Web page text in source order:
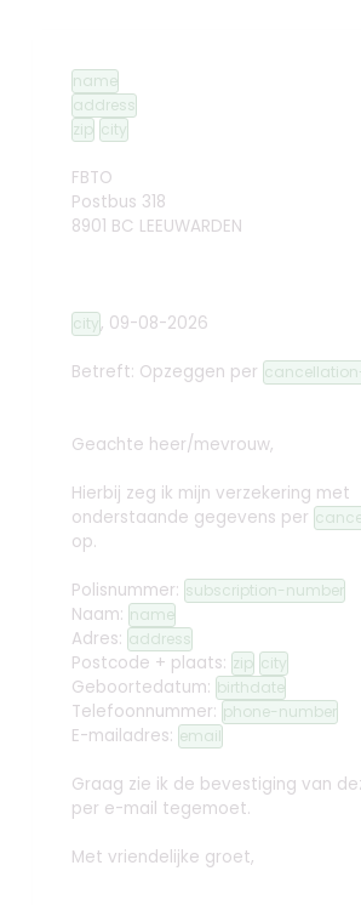
name
address
zip city
FBTO
Postbus 318
8901 BC LEEUWARDEN
city, 09-08-2026
Betreft: Opzeggen per
Geachte heer/mevrouw,
Hierbij zeg ik mijn verzekering met
onderstaande gegevens per
op.
Polisnummer: subscription-number
Naam: name
Adres: address
Postcode + plaats: zip city
Geboortedatum: birthdate
Telefoonnummer: phone-number
E-mailadres: email
Graag zie ik de bevestiging van
per e-mail tegemoet.
Met vriendelijke groet,